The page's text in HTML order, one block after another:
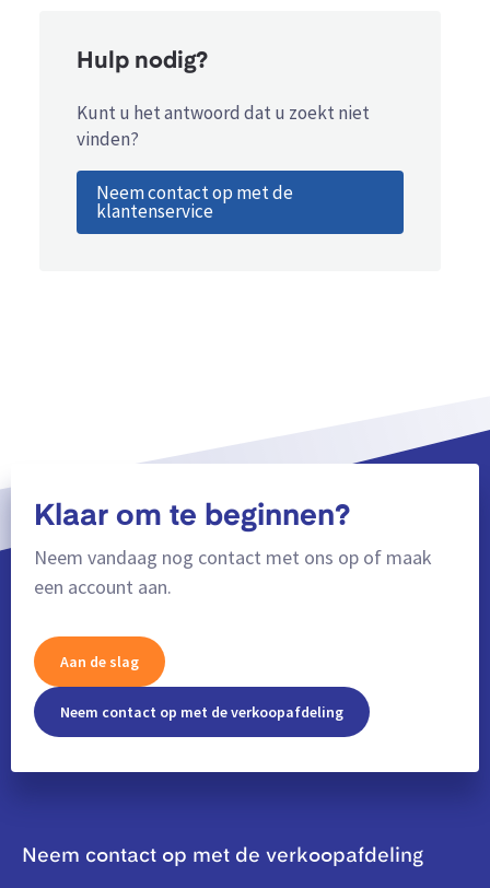
Hulp nodig?
Kunt u het antwoord dat u zoekt niet
vinden?
Neem contact op met de
klantenservice
Klaar om te beginnen?
Neem vandaag nog contact met ons op of maak
een account aan.
Aan de slag
Neem contact op met de verkoopafdeling
Neem contact op met de verkoopafdeling